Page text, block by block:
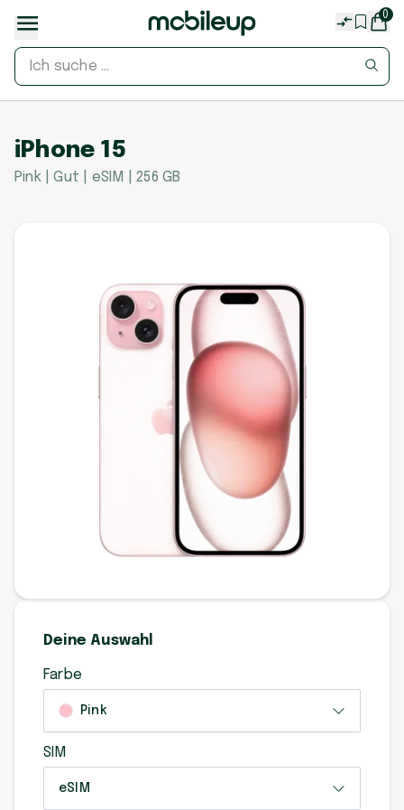
0
iPhone 15
Pink | Gut | eSIM | 256 GB
Deine Auswahl
Farbe
Pink
SIM
eSIM